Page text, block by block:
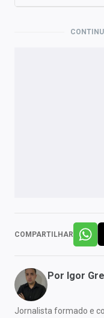
COMPARTILHAR
Por Igor
Jornalista formado e